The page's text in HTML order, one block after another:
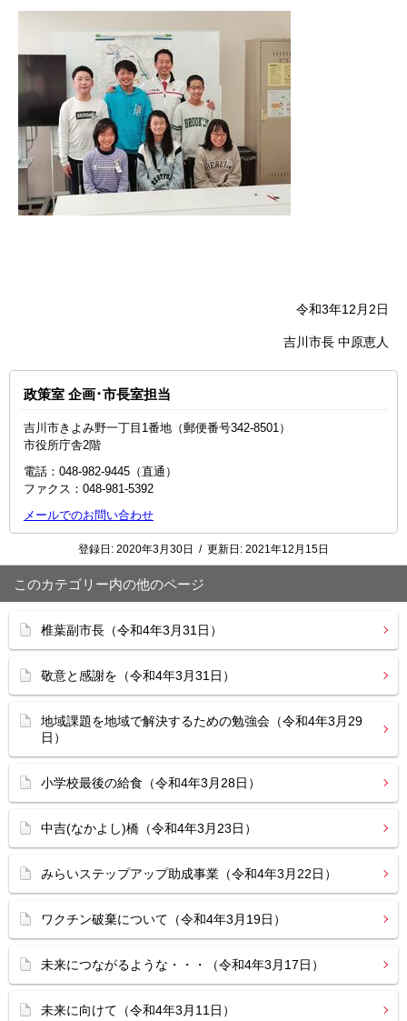
令和3年12月2日
吉川市長 中原恵人
政策室 企画･市長室担当
吉川市きよみ野一丁目1番地（郵便番号342-8501）
市役所庁舎2階
電話：048‐982‐9445（直通）
ファクス：048-981-5392
メールでのお問い合わせ
登録日: 2020年3月30日 / 更新日: 2021年12月15日
このカテゴリー内の他のページ
椎葉副市長（令和4年3月31日）
敬意と感謝を（令和4年3月31日）
地域課題を地域で解決するための勉強会（令和4年3月29
日）
小学校最後の給食（令和4年3月28日）
中吉(なかよし)橋（令和4年3月23日）
みらいステップアップ助成事業（令和4年3月22日）
ワクチン破棄について（令和4年3月19日）
未来につながるような・・・（令和4年3月17日）
未来に向けて（令和4年3月11日）